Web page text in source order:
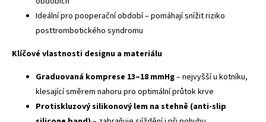
Ideální pro pooperační období – pomáhají snížit riziko
posttrombotického syndromu
Klíčové vlastnosti designu a materiálu
Graduovaná komprese 13–18 mmHg– nejvyšší u kotníku,
klesající směrem nahoru pro optimální průtok krve
Protiskluzový silikonový lem na stehně (anti-slip